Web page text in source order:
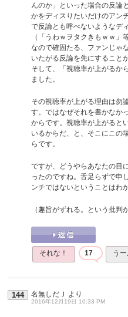
んのか」といった場合の反論
かをディスりたいだけのアン
で反論とも呼べないようなデ
（「うわｗヲタクきもｗｗ」等
なので確固たる、ファンじゃ
いたがる反論を先にすること
そして、「視聴率が上がるか
ました。
その視聴率が上がる理由は勿
す。ではなぜそれを書かなか
からです。視聴率が上がると
いるからだ、と、そこにこの
らです。
ですが、どうやらあなたの目
ったのですね。舌足らずで申
ンチではないということはわ
（趣旨がずれる。という批判
それな！ 17 う
144 名無しだＪ より
2016年12月19日 10:33 PM